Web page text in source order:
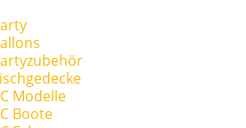
Modelle
Boote